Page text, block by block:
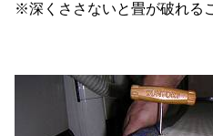
※深くささないと畳が破れる